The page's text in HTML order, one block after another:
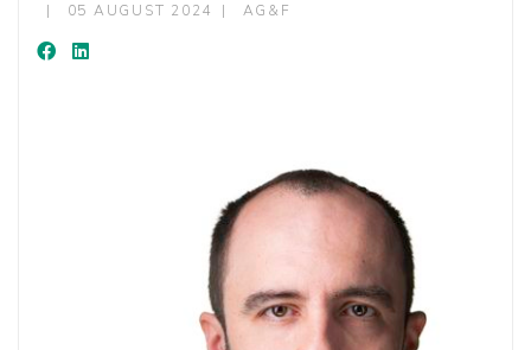
05 AUGUST 2024
AG&F